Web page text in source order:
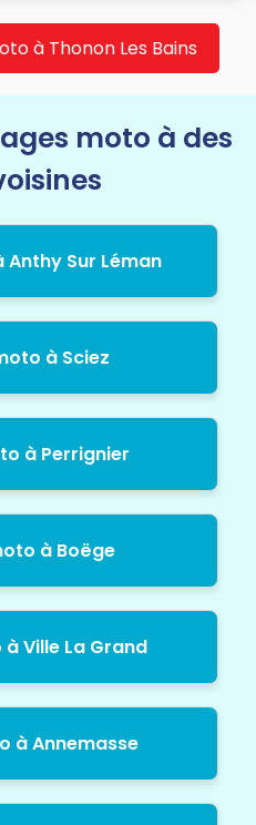
à Thonon Les Bains
moto à des
Sur Léman
à Sciez
à Perrignier
à Boëge
Ville La Grand
à Annemasse